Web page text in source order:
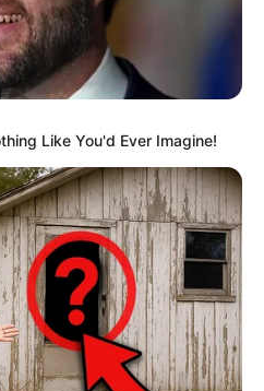
Like You'd Ever Imagine!